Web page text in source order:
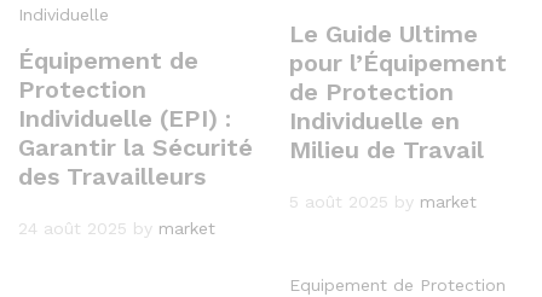
Individuelle
Équipement de
Protection
Individuelle (EPI) :
Garantir la Sécurité
des Travailleurs
24 août 2025 by market
Le Guide Ultime
pour l’Équipement
de Protection
Individuelle en
Milieu de Travail
5 août 2025 by market
Equipement de Protection